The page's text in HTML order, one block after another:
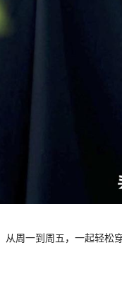
周一到周五，一起轻松